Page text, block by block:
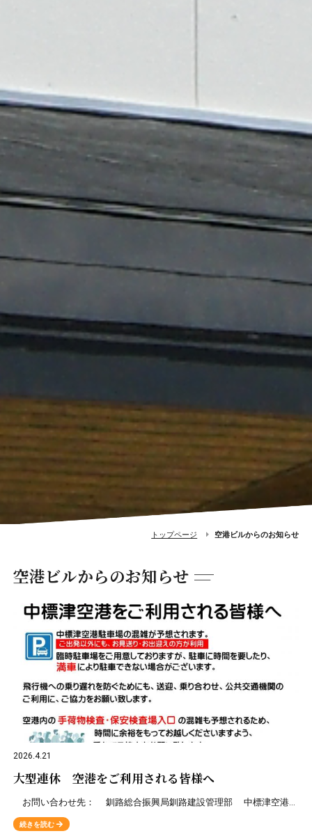
トップページ 空港ビルからのお知らせ
空港ビルからのお知らせ
2026.4.21
大型連休 空港をご利用される皆様へ
お問い合わせ先： 釧路総合振興局釧路建設管理部 中標津空港管理事務所（TEL：0153-72-2043）
続きを読む